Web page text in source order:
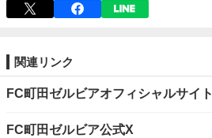
関連リンク
FC町田ゼルビアオフィシャルサイト
FC町田ゼルビア公式X